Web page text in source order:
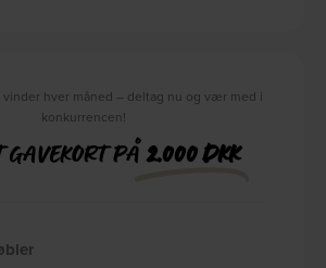
hver måned – deltag nu og vær med i
konkurrencen!
PÅ2.000 DKK